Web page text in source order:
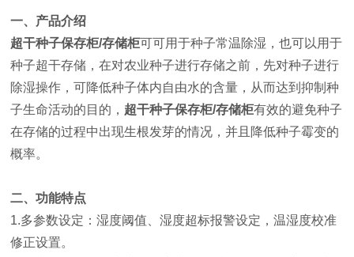
一、产品介绍
超干种子保存柜/存储柜可可用于种子常温除湿，也可以用于
种子超干存储，在对农业种子进行存储之前，先对种子进行
除湿操作，可降低种子体内自由水的含量，从而达到抑制种
子生命活动的目的， 超干种子保存柜/存储柜有效的避免种子
在存储的过程中出现生根发芽的情况，并且降低种子霉变的
概率。
二、功能特点
1.多参数设定：湿度阈值、湿度超标报警设定，温湿度校准
修正设置。